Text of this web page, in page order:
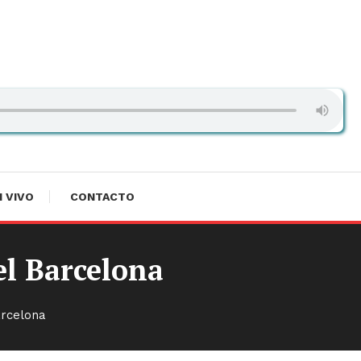
Costa Rica
VIVO CONTACTO
Barcelona